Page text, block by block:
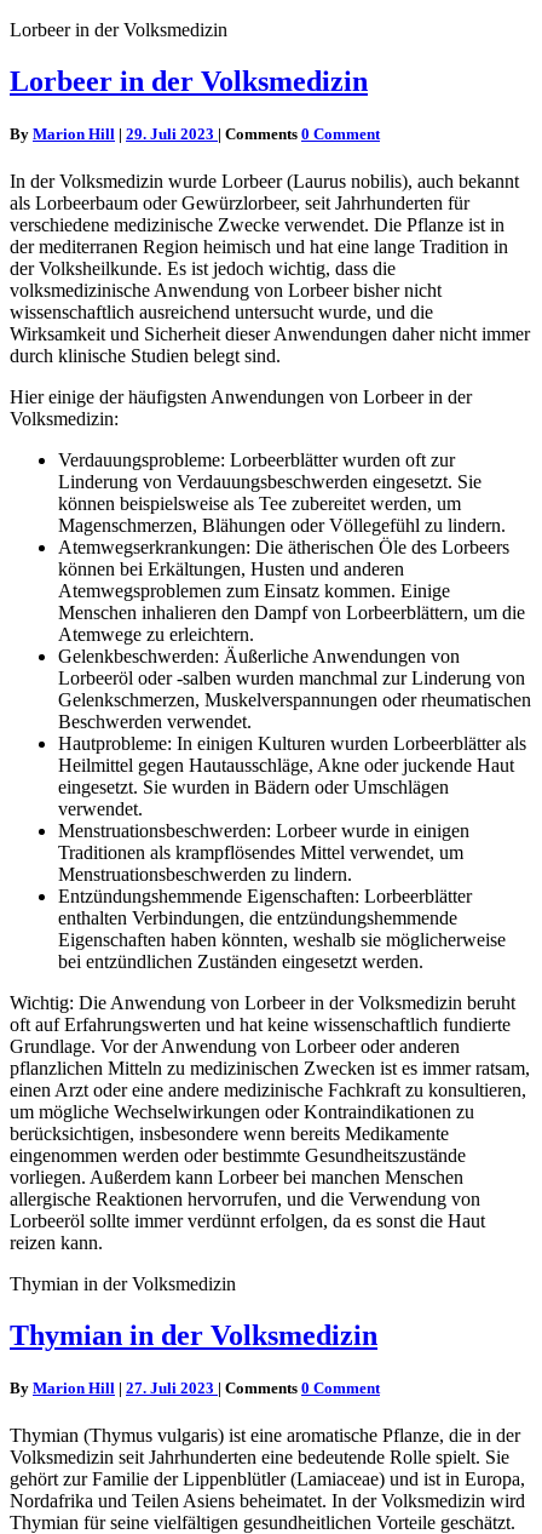
Lorbeer in der Volksmedizin
Lorbeer in der Volksmedizin
By Marion Hill | 29. Juli 2023 | Comments 0 Comment
In der Volksmedizin wurde Lorbeer (Laurus nobilis), auch bekannt
als Lorbeerbaum oder Gewürzlorbeer, seit Jahrhunderten für
verschiedene medizinische Zwecke verwendet. Die Pflanze ist in
der mediterranen Region heimisch und hat eine lange Tradition in
der Volksheilkunde. Es ist jedoch wichtig, dass die
volksmedizinische Anwendung von Lorbeer bisher nicht
wissenschaftlich ausreichend untersucht wurde, und die
Wirksamkeit und Sicherheit dieser Anwendungen daher nicht immer
durch klinische Studien belegt sind.
Hier einige der häufigsten Anwendungen von Lorbeer in der
Volksmedizin:
Verdauungsprobleme: Lorbeerblätter wurden oft zur
Linderung von Verdauungsbeschwerden eingesetzt. Sie
können beispielsweise als Tee zubereitet werden, um
Magenschmerzen, Blähungen oder Völlegefühl zu lindern.
Atemwegserkrankungen: Die ätherischen Öle des Lorbeers
können bei Erkältungen, Husten und anderen
Atemwegsproblemen zum Einsatz kommen. Einige
Menschen inhalieren den Dampf von Lorbeerblättern, um die
Atemwege zu erleichtern.
Gelenkbeschwerden: Äußerliche Anwendungen von
Lorbeeröl oder -salben wurden manchmal zur Linderung von
Gelenkschmerzen, Muskelverspannungen oder rheumatischen
Beschwerden verwendet.
Hautprobleme: In einigen Kulturen wurden Lorbeerblätter als
Heilmittel gegen Hautausschläge, Akne oder juckende Haut
eingesetzt. Sie wurden in Bädern oder Umschlägen
verwendet.
Menstruationsbeschwerden: Lorbeer wurde in einigen
Traditionen als krampflösendes Mittel verwendet, um
Menstruationsbeschwerden zu lindern.
Entzündungshemmende Eigenschaften: Lorbeerblätter
enthalten Verbindungen, die entzündungshemmende
Eigenschaften haben könnten, weshalb sie möglicherweise
bei entzündlichen Zuständen eingesetzt werden.
Wichtig: Die Anwendung von Lorbeer in der Volksmedizin beruht
oft auf Erfahrungswerten und hat keine wissenschaftlich fundierte
Grundlage. Vor der Anwendung von Lorbeer oder anderen
pflanzlichen Mitteln zu medizinischen Zwecken ist es immer ratsam,
einen Arzt oder eine andere medizinische Fachkraft zu konsultieren,
um mögliche Wechselwirkungen oder Kontraindikationen zu
berücksichtigen, insbesondere wenn bereits Medikamente
eingenommen werden oder bestimmte Gesundheitszustände
vorliegen. Außerdem kann Lorbeer bei manchen Menschen
allergische Reaktionen hervorrufen, und die Verwendung von
Lorbeeröl sollte immer verdünnt erfolgen, da es sonst die Haut
reizen kann.
Thymian in der Volksmedizin
Thymian in der Volksmedizin
By Marion Hill | 27. Juli 2023 | Comments 0 Comment
Thymian (Thymus vulgaris) ist eine aromatische Pflanze, die in der
Volksmedizin seit Jahrhunderten eine bedeutende Rolle spielt. Sie
gehört zur Familie der Lippenblütler (Lamiaceae) und ist in Europa,
Nordafrika und Teilen Asiens beheimatet. In der Volksmedizin wird
Thymian für seine vielfältigen gesundheitlichen Vorteile geschätzt.